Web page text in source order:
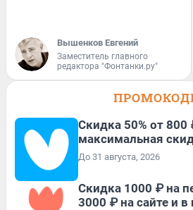
Вышенков Евгений
Заместитель главного
редактора "Фонтанки.ру"
Скидка 50% от 800
максимальная
До 31 августа, 2026
Скидка 1000 ₽ на
3000 ₽ на сайте и